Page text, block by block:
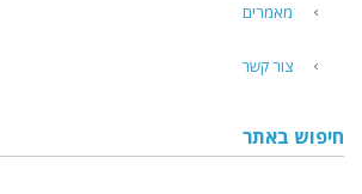
מאמרים
צור קשר
חיפוש באתר